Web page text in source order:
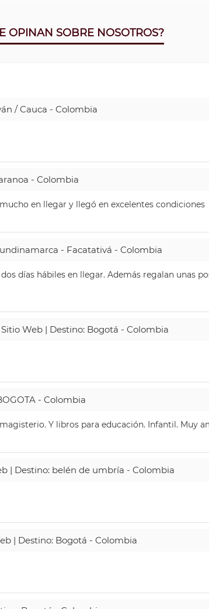
OPINAN SOBRE NOSOTROS?
/ Cauca - Colombia
- Colombia
en llegar y llegó en excelentes condiciones
- Facatativá - Colombia
días hábiles en llegar. Además regalan unas
Sitio Web | Destino: Bogotá - Colombia
- Colombia
Y libros para educación. Infantil. Muy
| Destino: belén de umbría - Colombia
| Destino: Bogotá - Colombia